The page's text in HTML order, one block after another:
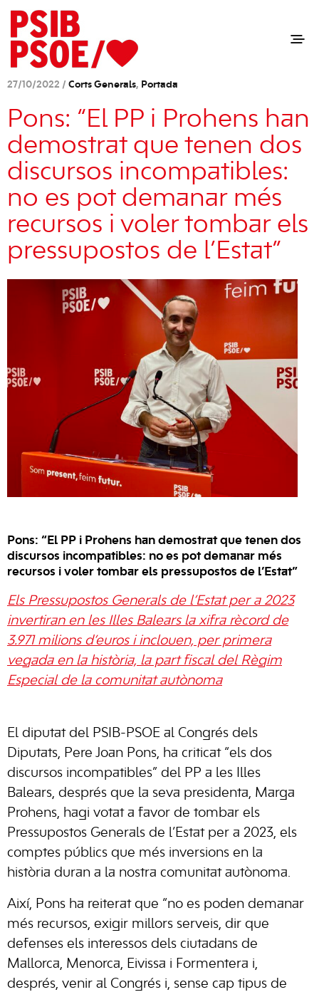
27/10/2022 / Corts Generals, Portada
Pons: “El PP i Prohens han
demostrat que tenen dos
discursos incompatibles:
no es pot demanar més
recursos i voler tombar els
pressupostos de l’Estat”
Pons: “El PP i Prohens han demostrat que tenen dos
discursos incompatibles: no es pot demanar més
recursos i voler tombar els pressupostos de l’Estat”
Els Pressupostos Generals de l’Estat per a 2023
invertiran en les Illes Balears la xifra rècord de
3.971 milions d’euros i inclouen, per primera
vegada en la història, la part fiscal del Règim
Especial de la comunitat autònoma
El diputat del PSIB-PSOE al Congrés dels
Diputats, Pere Joan Pons, ha criticat “els dos
discursos incompatibles” del PP a les Illes
Balears, després que la seva presidenta, Marga
Prohens, hagi votat a favor de tombar els
Pressupostos Generals de l’Estat per a 2023, els
comptes públics que més inversions en la
història duran a la nostra comunitat autònoma.
Així, Pons ha reiterat que “no es poden demanar
més recursos, exigir millors serveis, dir que
defenses els interessos dels ciutadans de
Mallorca, Menorca, Eivissa i Formentera i,
després, venir al Congrés i, sense cap tipus de